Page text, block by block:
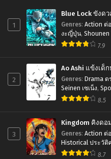
Otonari
Tenshi-
sama
ni
Itsunomanika
Dame
Ningen
ni
Sareteita
1
Blue Lock ขังด
Genres: Action ต่
งะญี่ปุ่น, Shounen
7.9
2
Ao Ashi แข้งเด็
Genres: Drama ด
Seinen เซเน็ง,
8.5
3
Kingdom คิงดอ
Genres: Action ต่
Historical ประวัติ
ใหญ่,Seinen เซเน็ง
8.7